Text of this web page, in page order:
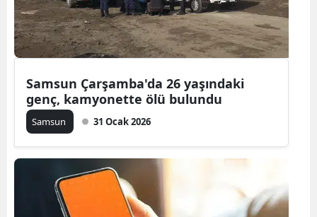
Yozgat
Zonguldak
Karaman
Batman
Samsun Çarşamba'da 26 yaşındaki
genç, kamyonette ölü bulundu
Samsun 31 Ocak 2026